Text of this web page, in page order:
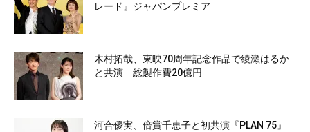
レード』ジャパンプレミア
木村拓哉、東映70周年記念作品で綾瀬はるか
と共演 総製作費20億円
河合優実、倍賞千恵子と初共演『PLAN 75』